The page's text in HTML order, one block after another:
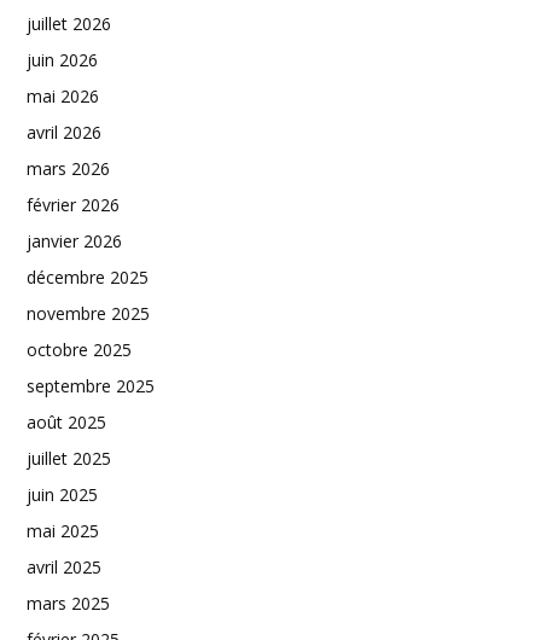
juillet 2026
juin 2026
mai 2026
avril 2026
mars 2026
février 2026
janvier 2026
décembre 2025
novembre 2025
octobre 2025
septembre 2025
août 2025
juillet 2025
juin 2025
mai 2025
avril 2025
mars 2025